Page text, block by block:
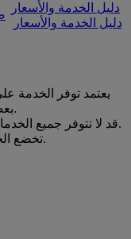
دليل الخدمة والأسعار
دليل الخدمة والأسعار
يعتمد توفر الخدمة
بعض الخدمات في جميع مناطق الخدمة.
قد لا تتوفر جميع الخدمات الاختيارية لكل شحنة أو في كل بلد.
تخضع.